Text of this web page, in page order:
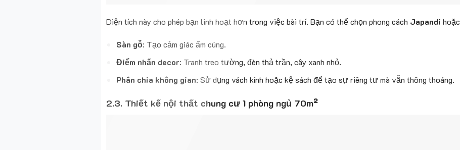
Diện tích này cho phép bạn linh hoạt hơn trong việc bài trí. Bạn có thể chọn phong cách Japandi hoặc
Sàn gỗ: Tạo cảm giác ấm cúng.
Điểm nhấn decor: Tranh treo tường, đèn thả trần, cây xanh nhỏ.
Phân chia không gian: Sử dụng vách kính hoặc kệ sách để tạo sự riêng tư mà vẫn thông thoáng.
2.3. Thiết kế nội thất chung cư 1 phòng ngủ 70m²